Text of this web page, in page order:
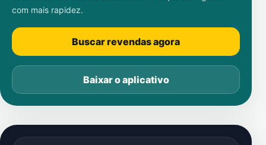
com mais rapidez.
Buscar revendas agora
Baixar o aplicativo